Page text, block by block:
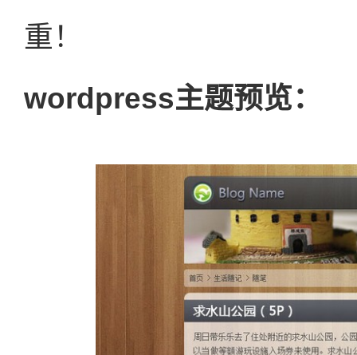
重！
wordpress主题预览：